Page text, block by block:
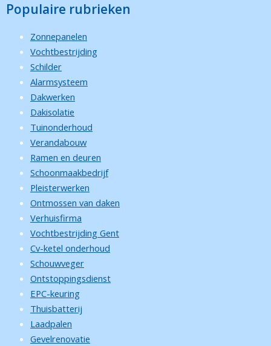
Populaire rubrieken
Zonnepanelen
Vochtbestrijding
Schilder
Alarmsysteem
Dakwerken
Dakisolatie
Tuinonderhoud
Verandabouw
Ramen en deuren
Schoonmaakbedrijf
Pleisterwerken
Ontmossen van daken
Verhuisfirma
Vochtbestrijding Gent
Cv-ketel onderhoud
Schouwveger
Ontstoppingsdienst
EPC-keuring
Thuisbatterij
Laadpalen
Gevelrenovatie